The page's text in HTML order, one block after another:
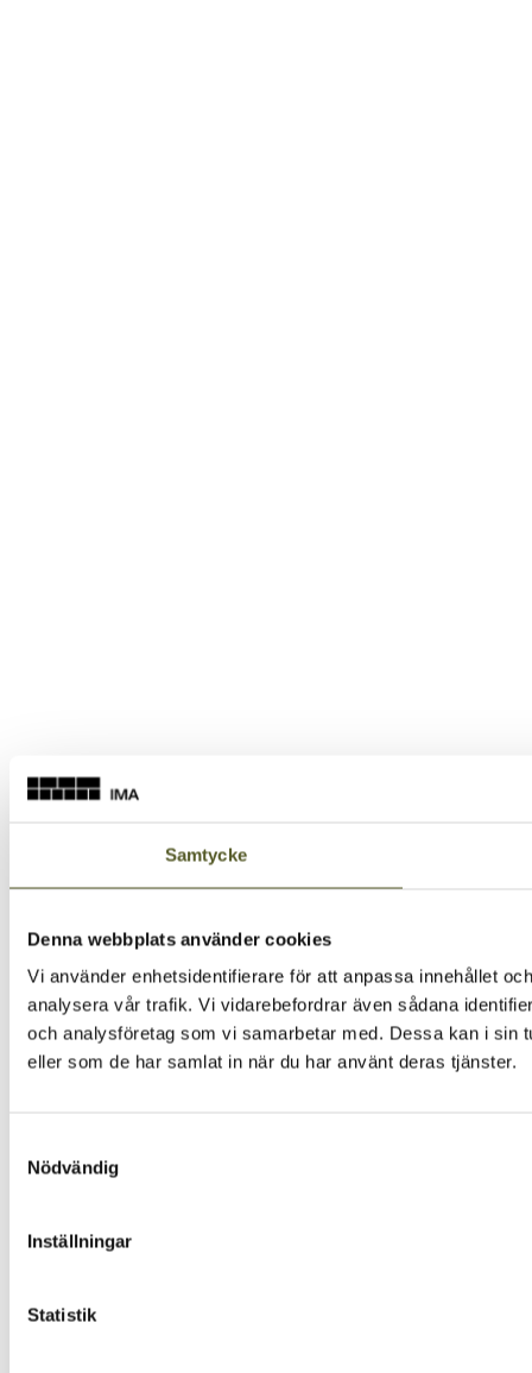
Samtycke
Denna webbplats använder cookies
Vi använder enhetsidentifierare för att anpassa innehållet
analysera vår trafik. Vi vidarebefordrar även sådana
och analysföretag som vi samarbetar med. Dessa kan i sin
eller som de har samlat in när du har använt deras tjänster.
Nödvändig
Inställningar
Statistik